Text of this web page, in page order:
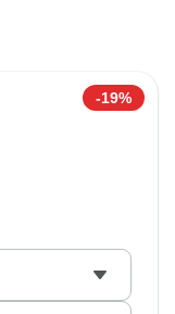
-19%